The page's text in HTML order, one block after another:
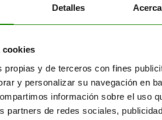
Detalles
cookies
propias y de terceros con fines
y personalizar su navegación en
información sobre el uso
partners de redes sociales,